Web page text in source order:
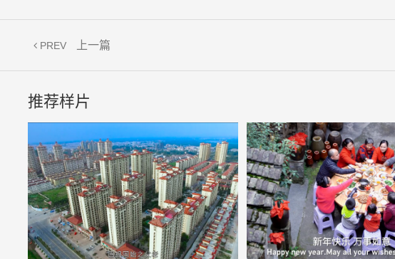
PREV 上一篇
推荐样片